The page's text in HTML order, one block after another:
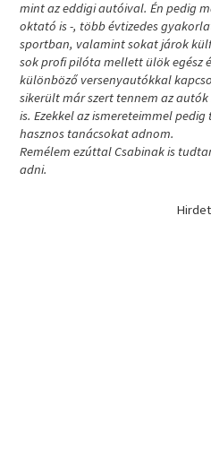
mint az eddigi autóival. Én pedig
oktató is -, több évtizedes
sportban, valamint sokat járok
sok profi pilóta mellett ülök egész
különböző versenyautókkal
sikerült már szert tennem az
is. Ezekkel az ismereteimmel
hasznos tanácsokat adnom.
Remélem ezúttal Csabinak is
adni.